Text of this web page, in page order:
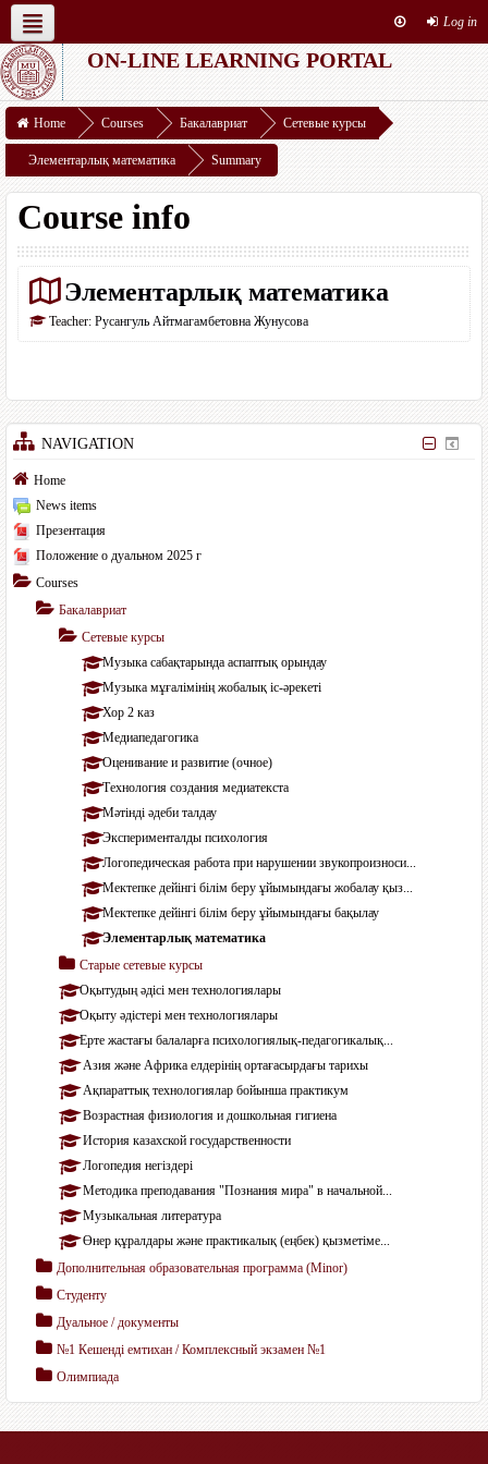
Log in
English ‎(en)‎ Resources This course
ON-LINE LEARNING PORTAL
Home Courses Бакалавриат Сетевые курсы
Элементарлық математика Summary
Course info
Элементарлық математика
Teacher: Русангуль Айтмагамбетовна Жунусова
NAVIGATION
Home
News items
Презентация
Положение о дуальном 2025 г
Courses
Бакалавриат
Сетевые курсы
Музыка сабақтарында аспаптық орындау
Музыка мұғалімінің жобалық іс-әрекеті
Хор 2 каз
Медиапедагогика
Оценивание и развитие (очное)
Технология создания медиатекста
Мәтінді әдеби талдау
Эксперименталды психология
Логопедическая работа при нарушении звукопроизноси...
Мектепке дейінгі білім беру ұйымындағы жобалау қыз...
Мектепке дейінгі білім беру ұйымындағы бақылау
Элементарлық математика
Старые сетевые курсы
Оқытудың әдісі мен технологиялары
Оқыту әдістері мен технологиялары
Ерте жастағы балаларға психологиялық-педагогикалық...
Азия және Африка елдерінің ортағасырдағы тарихы
Ақпараттық технологиялар бойынша практикум
Возрастная физиология и дошкольная гигиена
История казахской государственности
Логопедия негіздері
Методика преподавания "Познания мира" в начальной...
Музыкальная литература
Өнер құралдары және практикалық (еңбек) қызметіме...
Дополнительная образовательная программа (Мinor)
Студенту
Дуальное / документы
№1 Кешенді емтихан / Комплексный экзамен №1
Олимпиада